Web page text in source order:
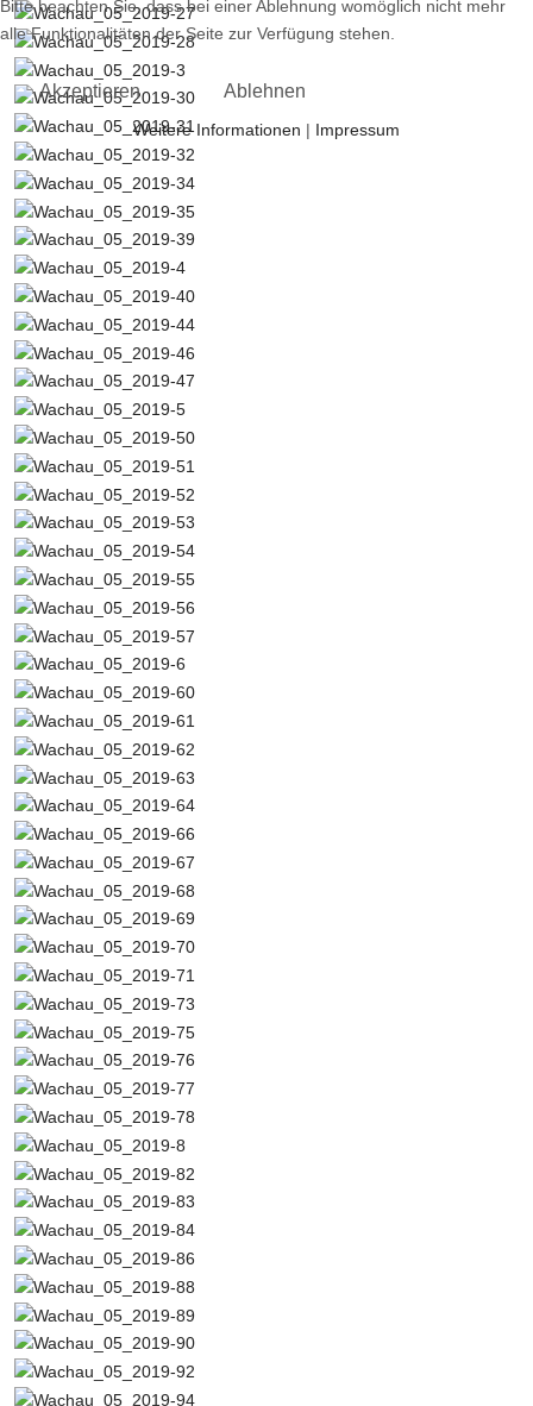
Bitte beachten Sie, dass bei einer Ablehnung womöglich nicht mehr
alle Funktionalitäten der Seite zur Verfügung stehen.
Akzeptieren Ablehnen
Weitere Informationen | Impressum